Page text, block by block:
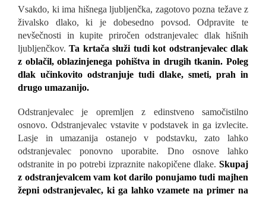
Vsakdo, ki ima hišnega ljubljenčka, zagotovo pozna težave z
živalsko dlako, ki je dobesedno povsod. Odpravite te
nevšečnosti in kupite priročen odstranjevalec dlak hišnih
ljubljenčkov.Ta krtača služi tudi kot odstranjevalec dlak
z oblačil, oblazinjenega pohištva in drugih tkanin. Poleg
dlak učinkovito odstranjuje tudi dlake, smeti, prah in
drugo umazanijo.
Odstranjevalec je opremljen z edinstveno samočistilno
osnovo. Odstranjevalec vstavite v podstavek in ga izvlecite.
Lasje in umazanija ostanejo v podstavku, zato lahko
odstranjevalec ponovno uporabite. Dno osnove lahko
odstranite in po potrebi izpraznite nakopičene dlake. Skupaj
z odstranjevalcem vam kot darilo ponujamo tudi majhen
žepni odstranjevalec, ki ga lahko vzamete na primer na